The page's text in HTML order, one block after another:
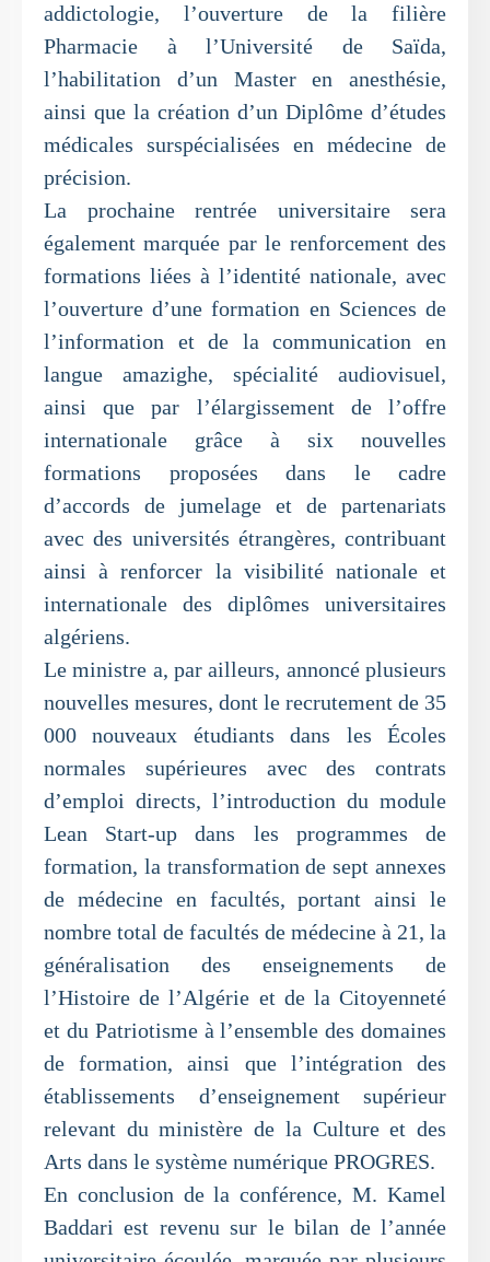
addictologie, l’ouverture de la filière
Pharmacie à l’Université de Saïda,
l’habilitation d’un Master en anesthésie,
ainsi que la création d’un Diplôme d’études
médicales surspécialisées en médecine de
précision.
La prochaine rentrée universitaire sera
également marquée par le renforcement des
formations liées à l’identité nationale, avec
l’ouverture d’une formation en Sciences de
l’information et de la communication en
langue amazighe, spécialité audiovisuel,
ainsi que par l’élargissement de l’offre
internationale grâce à six nouvelles
formations proposées dans le cadre
d’accords de jumelage et de partenariats
avec des universités étrangères, contribuant
ainsi à renforcer la visibilité nationale et
internationale des diplômes universitaires
algériens.
Le ministre a, par ailleurs, annoncé plusieurs
nouvelles mesures, dont le recrutement de 35
000 nouveaux étudiants dans les Écoles
normales supérieures avec des contrats
d’emploi directs, l’introduction du module
Lean Start-up dans les programmes de
formation, la transformation de sept annexes
de médecine en facultés, portant ainsi le
nombre total de facultés de médecine à 21, la
généralisation des enseignements de
l’Histoire de l’Algérie et de la Citoyenneté
et du Patriotisme à l’ensemble des domaines
de formation, ainsi que l’intégration des
établissements d’enseignement supérieur
relevant du ministère de la Culture et des
Arts dans le système numérique PROGRES.
En conclusion de la conférence, M. Kamel
Baddari est revenu sur le bilan de l’année